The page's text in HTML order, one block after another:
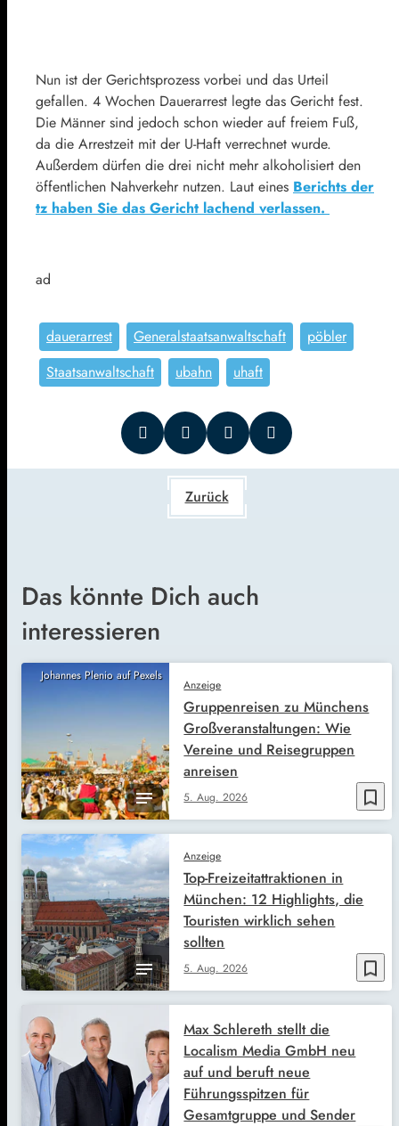
Nun ist der Gerichtsprozess vorbei und das Urteil
gefallen. 4 Wochen Dauerarrest legte das Gericht fest.
Die Männer sind jedoch schon wieder auf freiem Fuß,
da die Arrestzeit mit der U-Haft verrechnet wurde.
Außerdem dürfen die drei nicht mehr alkoholisiert den
öffentlichen Nahverkehr nutzen. Laut eines Berichts der
tz haben Sie das Gericht lachend verlassen.
ad
dauerarrest Generalstaatsanwaltschaft
pöbler
Staatsanwaltschaft
ubahn uhaft
Zurück
Das könnte Dich auch
interessieren
Johannes Plenio auf Pexels
bookmark_border
Anzeige
5. Aug. 2026
Gruppenreisen zu Münchens
Großveranstaltungen: Wie
Vereine und Reisegruppen
anreisen
bookmark_border
Anzeige
5. Aug. 2026
Top-Freizeitattraktionen in
München: 12 Highlights, die
Touristen wirklich sehen
sollten
Max Schlereth stellt die
Localism Media GmbH neu
auf und beruft neue
Führungsspitzen für
Gesamtgruppe und Sender